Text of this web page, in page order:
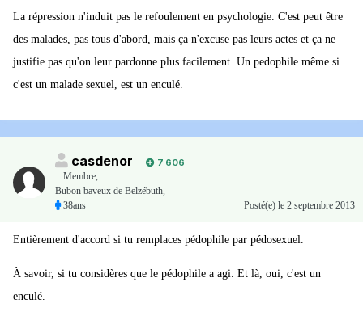
La répression n'induit pas le refoulement en psychologie. C'est peut être
des malades, pas tous d'abord, mais ça n'excuse pas leurs actes et ça ne
justifie pas qu'on leur pardonne plus facilement. Un pedophile même si
c'est un malade sexuel, est un enculé.
casdenor
7 606
Membre,
Bubon baveux de Belzébuth,
38ans
Posté(e) le 2 septembre 2013
Entièrement d'accord si tu remplaces pédophile par pédosexuel.
À savoir, si tu considères que le pédophile a agi. Et là, oui, c'est un
enculé.